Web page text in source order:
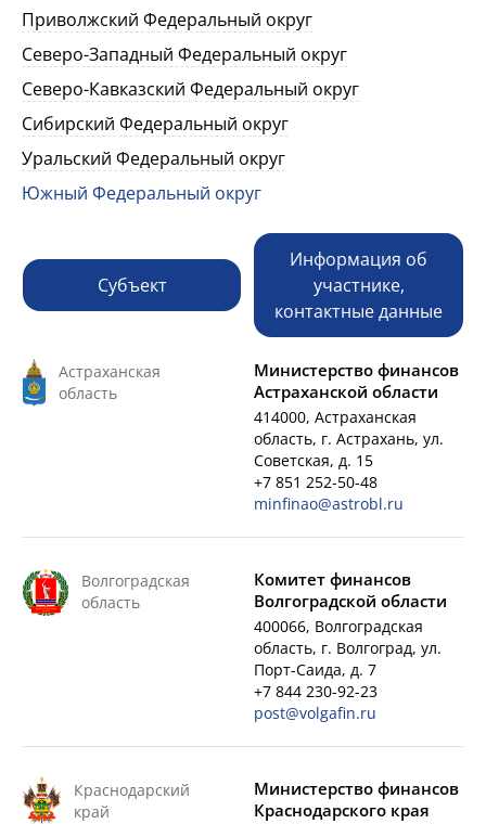
Приволжский Федеральный округ
Северо-Западный Федеральный округ
Северо-Кавказский Федеральный округ
Сибирский Федеральный округ
Уральский Федеральный округ
Южный Федеральный округ
Субъект
Информация об
участнике,
контактные данные
Астраханская
область
Министерство финансов
Астраханской области
414000, Астраханская
область, г. Астрахань, ул.
Советская, д. 15
+7 851 252-50-48
minfinao@astrobl.ru
Волгоградская
область
Комитет финансов
Волгоградской области
400066, Волгоградская
область, г. Волгоград, ул.
Порт-Саида, д. 7
+7 844 230-92-23
post@volgafin.ru
Краснодарский
край
Министерство финансов
Краснодарского края